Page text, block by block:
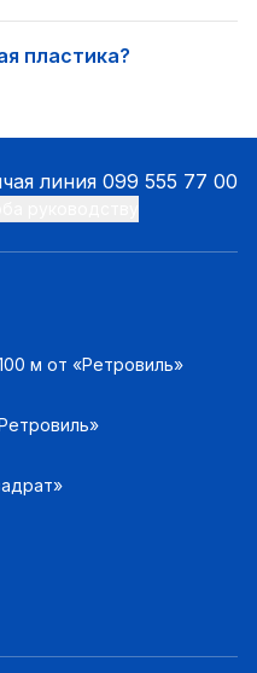
пластика?
линия 099 555 77 00
м от «Ретровиль»